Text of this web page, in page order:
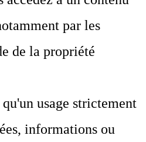
par les
de la propriété
usage strictement
informations ou